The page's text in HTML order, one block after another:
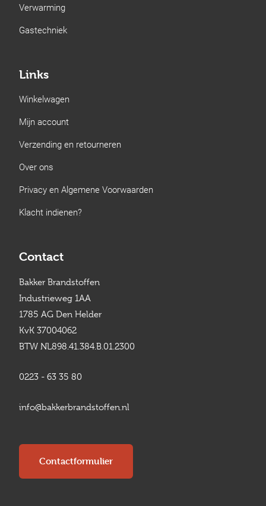
Verwarming
Gastechniek
Links
Winkelwagen
Mijn account
Verzending en retourneren
Over ons
Privacy en Algemene Voorwaarden
Klacht indienen?
Contact
Bakker Brandstoffen
Industrieweg 1AA
1785 AG Den Helder
KvK 37004062
BTW NL898.41.384.B.01.2300
0223 - 63 35 80
info@bakkerbrandstoffen.nl
Contactformulier